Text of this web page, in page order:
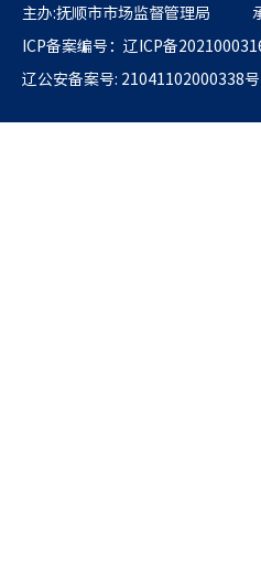
主办:抚顺市市场监督管理局
ICP备案编号：辽ICP备
辽公安备案号: 21041102000338号